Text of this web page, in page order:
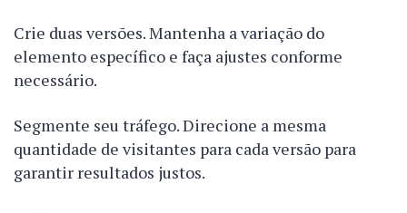
Crie duas versões. Mantenha a variação do
elemento específico e faça ajustes conforme
necessário.
Segmente seu tráfego. Direcione a mesma
quantidade de visitantes para cada versão para
garantir resultados justos.